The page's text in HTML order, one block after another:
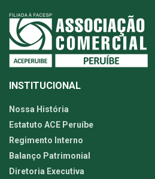
INSTITUCIONAL
Nossa História
Estatuto ACE Peruíbe
Regimento Interno
Balanço Patrimonial
Diretoria Executiva